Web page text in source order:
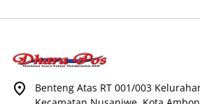
Benteng Atas RT 001/003